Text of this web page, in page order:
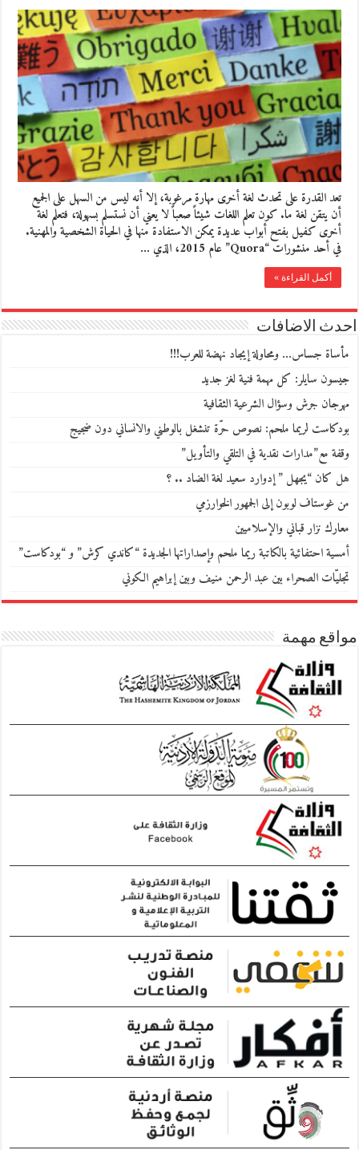
تعد القدرة على تحدث لغة أخرى مهارة مرغوبة، إلا أنه ليس من السهل على الجميع
أن يتقن لغة ما. كون تعلم اللغات شيئاً صعباً لا يعني أن نستسلم بسهولة، فتعلم لغة
أخرى كفيل بفتح أبواب عديدة يمكن الاستفادة منها في الحياة الشخصية والمهنية.
في أحد منشورات “Quora” عام 2015، الذي …
أكمل القراءة »
احدث الاضافات
مأساة جساس… ومحاولة إيجاد نهضة للعرب!!!
جيسون سايلر: كل مهمة فنية لغز جديد
مهرجان جرش وسؤال الشرعية الثقافية
بودكاست لريما ملحم: نصوص حرّة تنشغل بالوطني والانساني دون ضجيج
وقفة مع”مدارات نقدية في التلقي والتأويل”
هل كان “يجهل ” إدوارد سعيد لغة الضاد .. ؟
من غوستاف لوبون إلى الجمهور الخوارزمي
معارك نزار قباني والإسلاميين
أمسية احتفائية بالكاتبة ريما ملحم وإصداراتها الجديدة “كاندي كرش” و “بودكاست”
تجليّات الصحراء بين عبد الرحمن منيف وبين إبراهيم الكوني
مواقع مهمة